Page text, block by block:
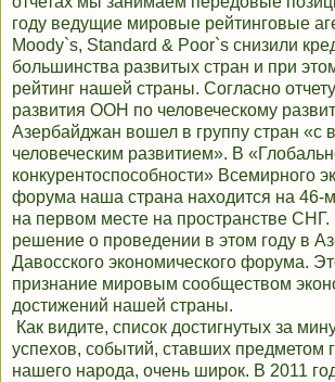
году ведущие мировые рейтинговые
Moody`s, Standard & Poor`s снизили
большинства развитых стран и при
рейтинг нашей страны. Согласно
развития ООН по человеческому
Азербайджан вошел в группу стран «с
человеческим развитием». В
конкурентоспособности» Всемирного
форума наша страна находится на 46-
на первом месте на пространстве
решение о проведении в этом году в
Давосского экономического форума.
признание мировым сообществом
достижений нашей страны.
Как видите, список достигнутых за
успехов, событий, ставших предметом
нашего народа, очень широк. В 2011